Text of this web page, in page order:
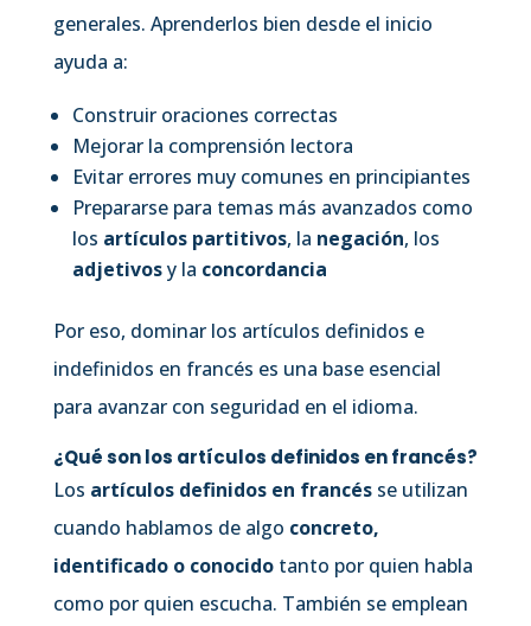
generales. Aprenderlos bien desde el inicio
ayuda a:
Construir oraciones correctas
Mejorar la comprensión lectora
Evitar errores muy comunes en principiantes
Prepararse para temas más avanzados como
los artículos partitivos, la negación, los
adjetivosy la concordancia
Por eso, dominar los artículos definidos e
indefinidos en francés es una base esencial
para avanzar con seguridad en el idioma.
¿Qué son los artículos definidos en francés?
Los artículos definidos en francésse utilizan
cuando hablamos de algo concreto,
identificado o conocidotanto por quien habla
como por quien escucha. También se emplean